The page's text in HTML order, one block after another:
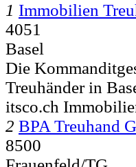
1 Immobilien
4051
Basel
Die
Treuhänder in
itsco.ch
2 BPA Treuhand
8500